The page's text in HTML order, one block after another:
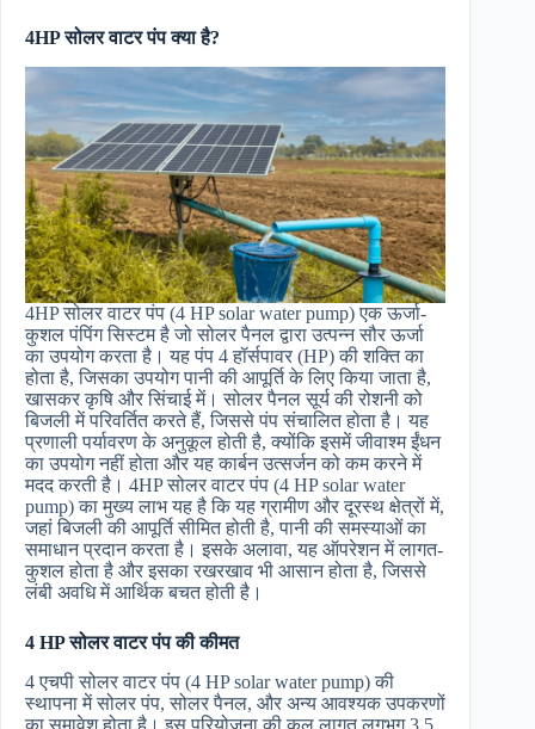
4HP सोलर वाटर पंप क्या है?
4HP सोलर वाटर पंप (4 HP solar water pump) एक ऊर्जा-
कुशल पंपिंग सिस्टम है जो सोलर पैनल द्वारा उत्पन्न सौर ऊर्जा
का उपयोग करता है। यह पंप 4 हॉर्सपावर (HP) की शक्ति का
होता है, जिसका उपयोग पानी की आपूर्ति के लिए किया जाता है,
खासकर कृषि और सिंचाई में। सोलर पैनल सूर्य की रोशनी को
बिजली में परिवर्तित करते हैं, जिससे पंप संचालित होता है। यह
प्रणाली पर्यावरण के अनुकूल होती है, क्योंकि इसमें जीवाश्म ईंधन
का उपयोग नहीं होता और यह कार्बन उत्सर्जन को कम करने में
मदद करती है। 4HP सोलर वाटर पंप (4 HP solar water
pump) का मुख्य लाभ यह है कि यह ग्रामीण और दूरस्थ क्षेत्रों में,
जहां बिजली की आपूर्ति सीमित होती है, पानी की समस्याओं का
समाधान प्रदान करता है। इसके अलावा, यह ऑपरेशन में लागत-
कुशल होता है और इसका रखरखाव भी आसान होता है, जिससे
लंबी अवधि में आर्थिक बचत होती है।
4 HP सोलर वाटर पंप की कीमत
4 एचपी सोलर वाटर पंप (4 HP solar water pump) की
स्थापना में सोलर पंप, सोलर पैनल, और अन्य आवश्यक उपकरणों
का समावेश होता है। इस परियोजना की कुल लागत लगभग 3.5